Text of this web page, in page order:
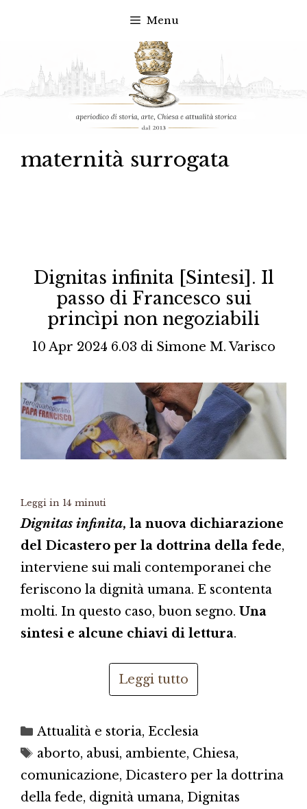
contenuto
Menu
maternità surrogata
Dignitas infinita [Sintesi]. Il
passo di Francesco sui
princìpi non negoziabili
10 Apr 2024 6.03 di Simone M. Varisco
Leggi in 14 minuti
Dignitas infinita, la nuova dichiarazione
del Dicastero per la dottrina della fede,
interviene sui mali contemporanei che
feriscono la dignità umana. E scontenta
molti. In questo caso, buon segno. Una
sintesi e alcune chiavi di lettura.
Leggi tutto
Categorie
Attualità e storia, Ecclesia
Tag
aborto, abusi, ambiente, Chiesa,
comunicazione, Dicastero per la dottrina
della fede, dignità umana, Dignitas